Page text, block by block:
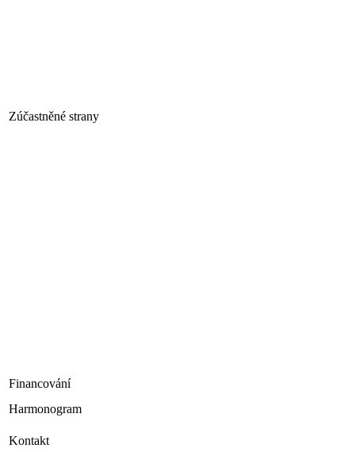
Zúčastněné strany
Financování
Harmonogram
Kontakt